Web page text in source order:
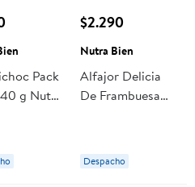
Pack
g Nutra
$2.290
Nutra Bien
Alfajor Delicia
De Frambuesa
Despacho